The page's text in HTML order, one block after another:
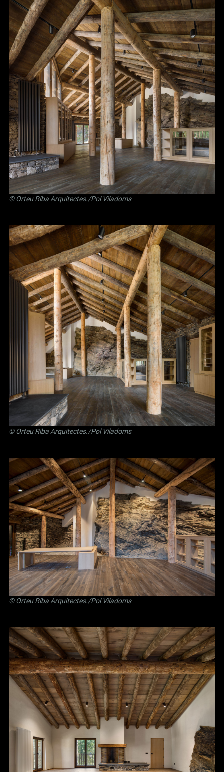
©Orteu Riba Arquitectes./Pol Viladoms
©Orteu Riba Arquitectes./Pol Viladoms
©Orteu Riba Arquitectes./Pol Viladoms